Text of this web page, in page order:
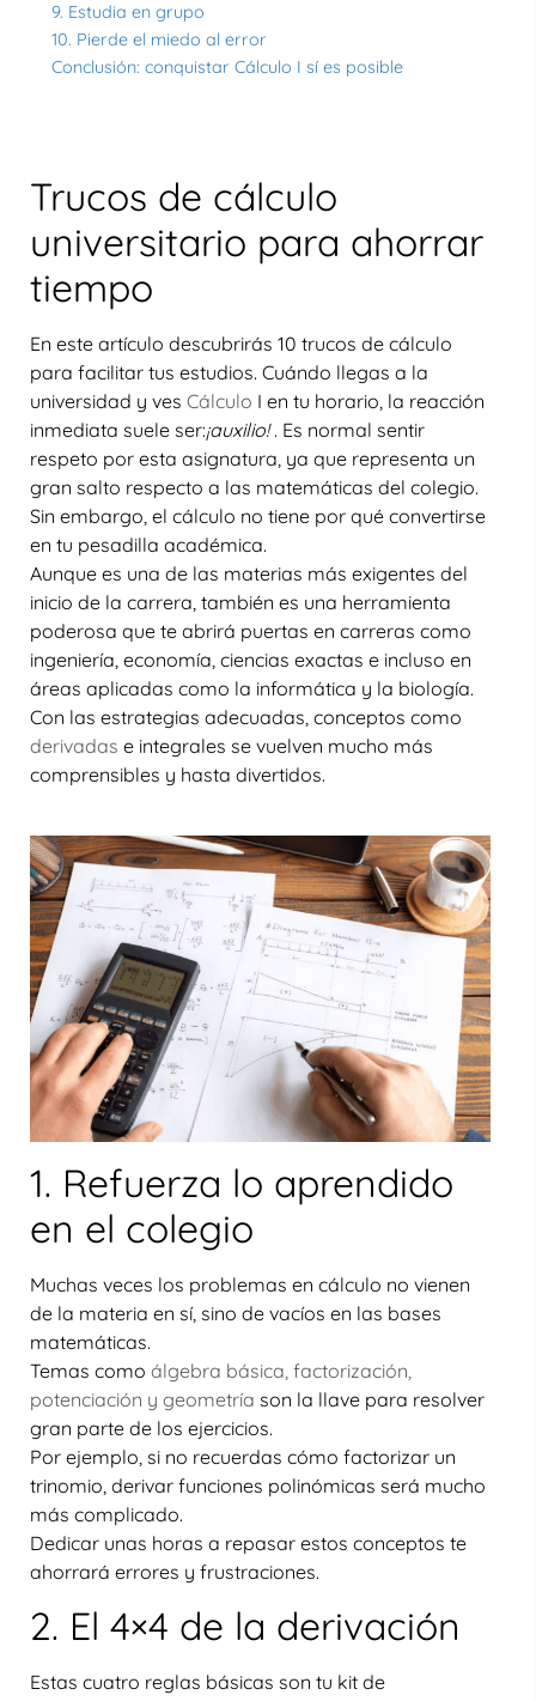
9. Estudia en grupo
10. Pierde el miedo al error
Conclusión: conquistar Cálculo I sí es posible
Trucos de cálculo
universitario para ahorrar
tiempo
En este artículo descubrirás 10 trucos de cálculo
para facilitar tus estudios. Cuándo llegas a la
universidad y ves Cálculo I en tu horario, la reacción
inmediata suele ser:¡auxilio!. Es normal sentir
respeto por esta asignatura, ya que representa un
gran salto respecto a las matemáticas del colegio.
Sin embargo, el cálculo no tiene por qué convertirse
en tu pesadilla académica.
Aunque es una de las materias más exigentes del
inicio de la carrera, también es una herramienta
poderosa que te abrirá puertas en carreras como
ingeniería, economía, ciencias exactas e incluso en
áreas aplicadas como la informática y la biología.
Con las estrategias adecuadas, conceptos como
derivadas e integrales se vuelven mucho más
comprensibles y hasta divertidos.
1. Refuerza lo aprendido
en el colegio
Muchas veces los problemas en cálculo no vienen
de la materia en sí, sino de vacíos en las bases
matemáticas.
Temas como álgebra básica, factorización,
potenciación y geometría son la llave para resolver
gran parte de los ejercicios.
Por ejemplo, si no recuerdas cómo factorizar un
trinomio, derivar funciones polinómicas será mucho
más complicado.
Dedicar unas horas a repasar estos conceptos te
ahorrará errores y frustraciones.
2. El 4×4 de la derivación
Estas cuatro reglas básicas son tu kit de